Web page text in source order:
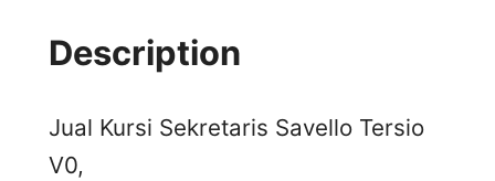
Description
Jual Kursi Sekretaris Savello Tersio
V0,